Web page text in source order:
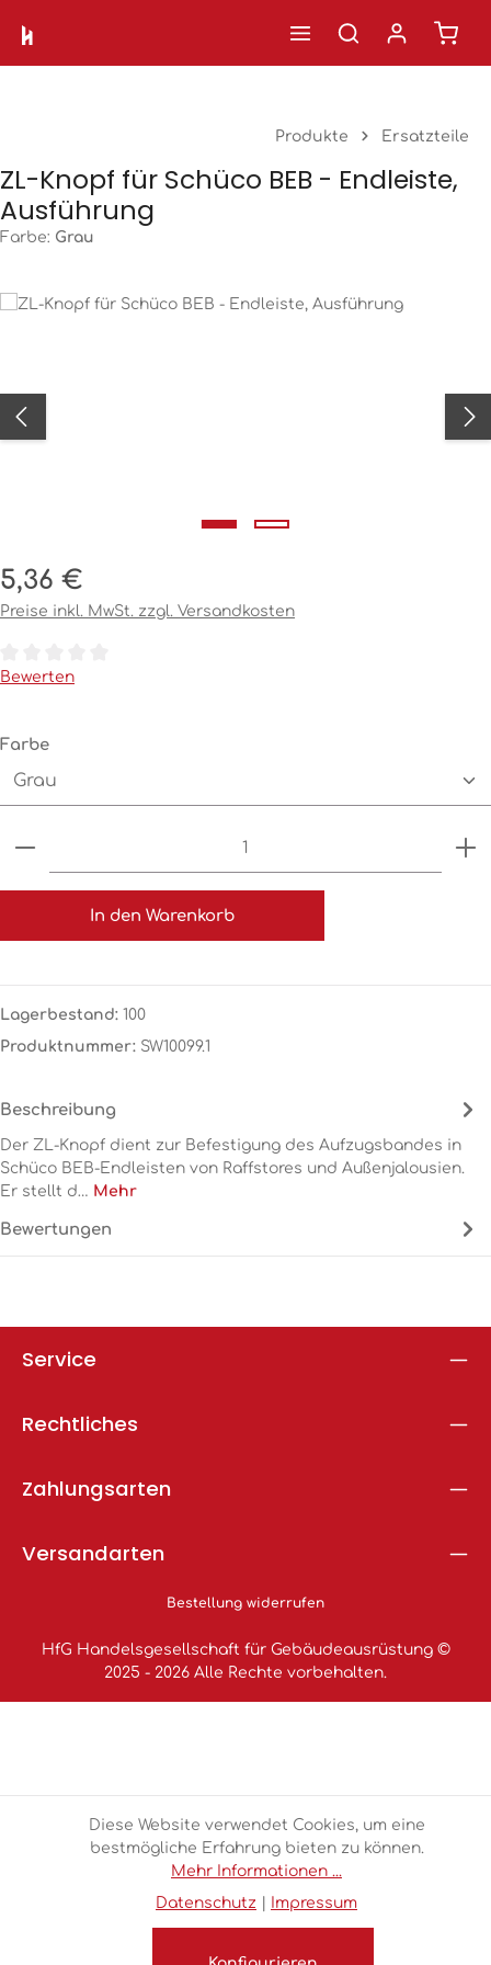
Zum Hauptinhalt springen
Produkte Ersatzteile
ZL-Knopf für Schüco BEB - Endleiste,
Ausführung
Farbe: Grau
Bildergalerie überspringen
Regulärer Preis:
5,36 €
Preise inkl. MwSt. zzgl. Versandkosten
Durchschnittliche Bewertung von 0 von 5 Sternen
Bewerten
Farbeauswählen
Produkt Anzahl: Gib den gewünschten Wert
In den Warenkorb
Lagerbestand: 100
Produktnummer: SW10099.1
Beschreibung
Der ZL-Knopf dient zur Befestigung des Aufzugsbandes in
Schüco BEB-Endleisten von Raffstores und Außenjalousien.
Er stellt d… Mehr
Bewertungen
Service
Rechtliches
Zahlungsarten
Versandarten
Bestellung widerrufen
HfG Handelsgesellschaft für Gebäudeausrüstung ©
2025 - 2026 Alle Rechte vorbehalten.
Diese Website verwendet Cookies, um eine
bestmögliche Erfahrung bieten zu können.
Mehr Informationen ...
Datenschutz
Impressum